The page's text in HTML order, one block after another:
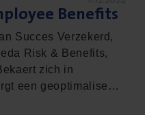
Benefits
Succes Verzekerd,
Risk & Benefits,
zich in
een geoptimaliseerd